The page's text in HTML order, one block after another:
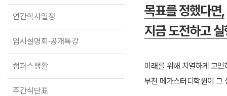
연간학사일정
캠퍼스생활
주간식단표
학원시설
2027 반수반
2027 파이널 정규반
N
2027 N수 정규반
연간학사일정
입시설명회·공개특강
캠퍼스생활
주간식단표
목표를 정했다면,
지금 도전하고
미래를 위해 치열하게 고
부천 메가스터디학원이 그